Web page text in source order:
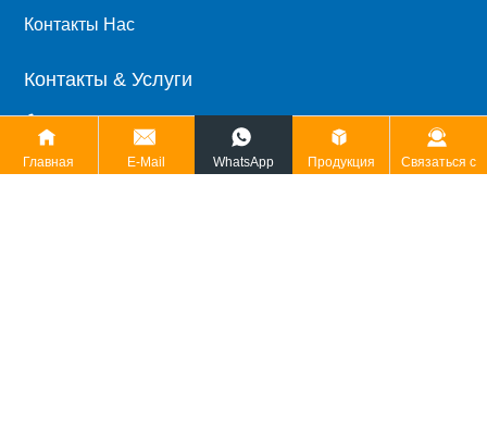
Контакты Нас
Контакты & Услуги
Телефон: 8613455388360
Факс: 86-538-2096189
Главная E-Mail WhatsApp Продукция Связаться с